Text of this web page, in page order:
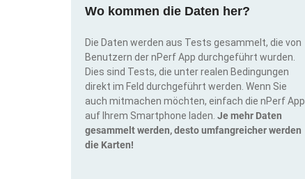
Wo kommen die Daten her?
Die Daten werden aus Tests gesammelt, die von
Benutzern der nPerf App durchgeführt wurden.
Dies sind Tests, die unter realen Bedingungen
direkt im Feld durchgeführt werden. Wenn Sie
auch mitmachen möchten, einfach die nPerf App
auf Ihrem Smartphone laden. Je mehr Daten
gesammelt werden, desto umfangreicher werden
die Karten!